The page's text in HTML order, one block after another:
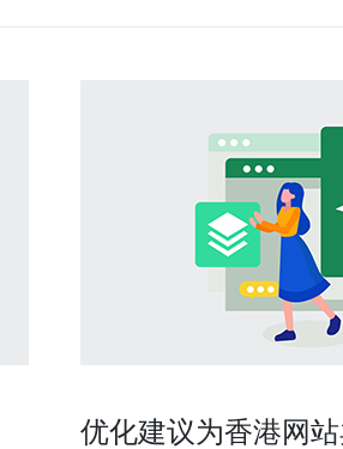
优化建议为香港网